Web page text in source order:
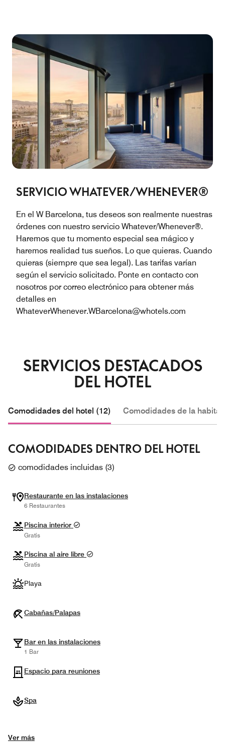
SERVICIO WHATEVER/WHENEVER®
En el W Barcelona, tus deseos son realmente nuestras
órdenes con nuestro servicio Whatever/Whenever®.
Haremos que tu momento especial sea mágico y
haremos realidad tus sueños. Lo que quieras. Cuando
quieras (siempre que sea legal). Las tarifas varían
según el servicio solicitado. Ponte en contacto con
nosotros por correo electrónico para obtener más
detalles en
WhateverWhenever.WBarcelona@whotels.com
SERVICIOS DESTACADOS
DEL HOTEL
Comodidades del hotel (12) Comodidades de la
COMODIDADES DENTRO DEL HOTEL
comodidades incluidas (3)
Restaurante en las instalaciones
6 Restaurantes
Piscina interior
Gratis
Piscina al aire libre
Gratis
Playa
Cabañas/Palapas
Bar en las instalaciones
1 Bar
Espacio para reuniones
Spa
Ver más